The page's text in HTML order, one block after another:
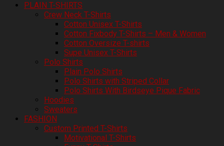
PLAIN T-SHIRTS
Crew Neck T-Shirts
Cotton Unisex T-Shirts
Cotton Fixbody T-Shirts – Men & Women
Cotton Oversize T-shirts
Supe Unisex T-Shirts
Polo Shirts
Plain Polo Shirts
Polo Shirts with Striped Collar
Polo Shirts With Birdseye Pique Fabric
Hoodies
Sweaters
FASHION
Custom Printed T-Shirts
Motivational T-Shirts